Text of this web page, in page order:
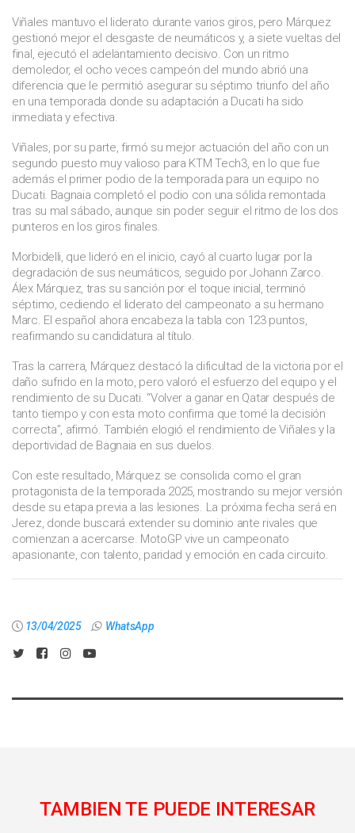
Viñales mantuvo el liderato durante varios giros, pero Márquez
gestionó mejor el desgaste de neumáticos y, a siete vueltas del
final, ejecutó el adelantamiento decisivo. Con un ritmo
demoledor, el ocho veces campeón del mundo abrió una
diferencia que le permitió asegurar su séptimo triunfo del año
en una temporada donde su adaptación a Ducati ha sido
inmediata y efectiva.
Viñales, por su parte, firmó su mejor actuación del año con un
segundo puesto muy valioso para KTM Tech3, en lo que fue
además el primer podio de la temporada para un equipo no
Ducati. Bagnaia completó el podio con una sólida remontada
tras su mal sábado, aunque sin poder seguir el ritmo de los dos
punteros en los giros finales.
Morbidelli, que lideró en el inicio, cayó al cuarto lugar por la
degradación de sus neumáticos, seguido por Johann Zarco.
Álex Márquez, tras su sanción por el toque inicial, terminó
séptimo, cediendo el liderato del campeonato a su hermano
Marc. El español ahora encabeza la tabla con 123 puntos,
reafirmando su candidatura al título.
Tras la carrera, Márquez destacó la dificultad de la victoria por el
daño sufrido en la moto, pero valoró el esfuerzo del equipo y el
rendimiento de su Ducati. “Volver a ganar en Qatar después de
tanto tiempo y con esta moto confirma que tomé la decisión
correcta”, afirmó. También elogió el rendimiento de Viñales y la
deportividad de Bagnaia en sus duelos.
Con este resultado, Márquez se consolida como el gran
protagonista de la temporada 2025, mostrando su mejor versión
desde su etapa previa a las lesiones. La próxima fecha será en
Jerez, donde buscará extender su dominio ante rivales que
comienzan a acercarse. MotoGP vive un campeonato
apasionante, con talento, paridad y emoción en cada circuito.
13/04/2025 WhatsApp
TAMBIEN TE PUEDE INTERESAR